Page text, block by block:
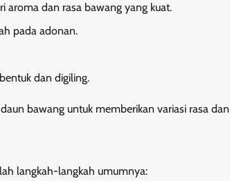
aroma dan rasa bawang yang kuat.
pada adonan.
dan digiling.
bawang untuk memberikan variasi rasa
langkah-langkah umumnya: